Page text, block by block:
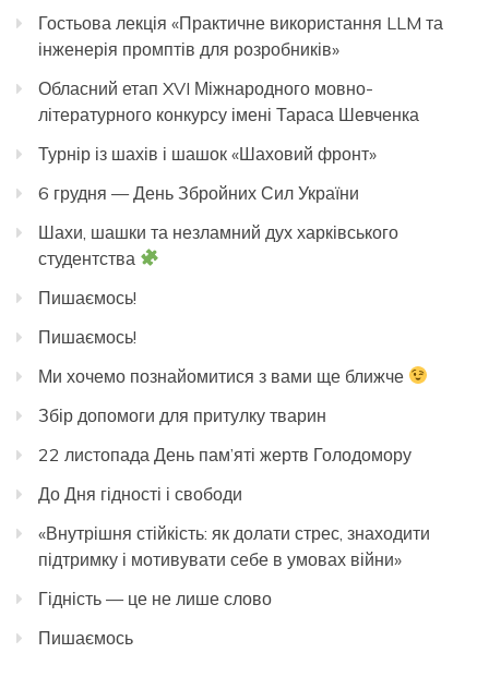
Гостьова лекція «Практичне використання LLM та
інженерія промптів для розробників»
Обласний етап XVI Міжнародного мовно-
літературного конкурсу імені Тараса Шевченка
Турнір із шахів і шашок «Шаховий фронт»
6 грудня — День Збройних Сил України
Шахи, шашки та незламний дух харківського
студентства
Пишаємось!
Пишаємось!
Ми хочемо познайомитися з вами ще ближче
Збір допомоги для притулку тварин
22 листопада День пам’яті жертв Голодомору
До Дня гідності і свободи
«Внутрішня стійкість: як долати стрес, знаходити
підтримку і мотивувати себе в умовах війни»
Гідність — це не лише слово
Пишаємось